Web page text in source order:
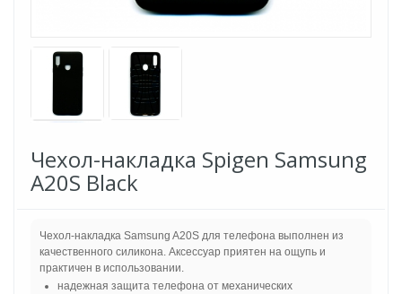
Чехол-накладка Spigen Samsung
A20S Black
Чехол-накладка Samsung A20S для телефона выполнен из
качественного силикона. Аксессуар приятен на ощупь и
практичен в использовании.
надежная защита телефона от механических